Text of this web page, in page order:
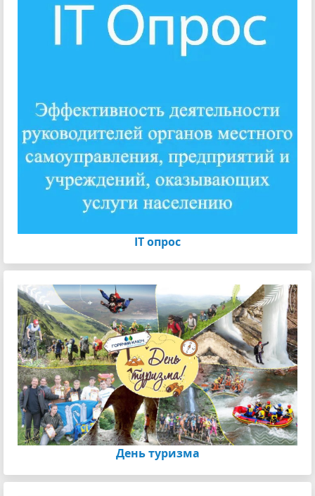
IT опрос
День туризма